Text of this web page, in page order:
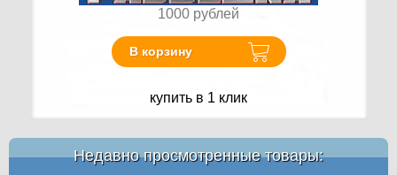
1000 рублей
В корзину
купить в 1 клик
Недавно просмотренные товары: